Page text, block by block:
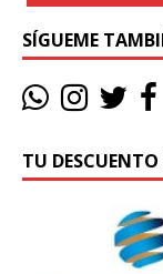
SÍGUEME
TU